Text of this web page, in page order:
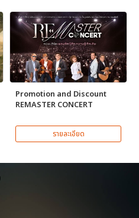
Promotion and Discount
REMASTER CONCERT
รายละเอียด